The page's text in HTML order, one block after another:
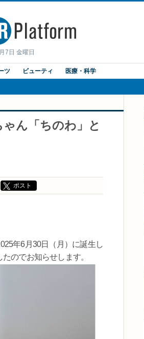
7日 金曜日
ツ ビューティ 医療・科学
ん「ちのわ」と
ポスト
年6月30日（月）に誕生し
のでお知らせします。